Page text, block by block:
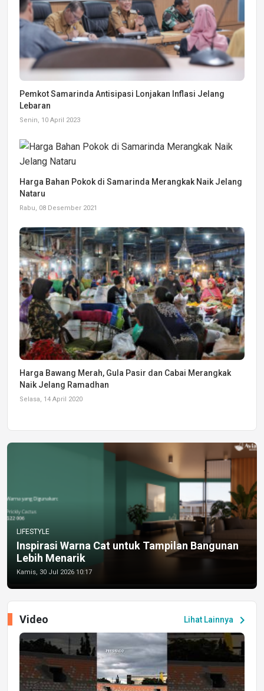
Pemkot Samarinda Antisipasi Lonjakan Inflasi Jelang
Lebaran
Senin, 10 April 2023
Harga Bahan Pokok di Samarinda Merangkak Naik Jelang
Nataru
Rabu, 08 Desember 2021
Harga Bawang Merah, Gula Pasir dan Cabai Merangkak
Naik Jelang Ramadhan
Selasa, 14 April 2020
LIFESTYLE
Inspirasi Warna Cat untuk Tampilan Bangunan
Lebih Menarik
Kamis, 30 Jul 2026 10:17
Lihat Lainnya chevron_right
Video